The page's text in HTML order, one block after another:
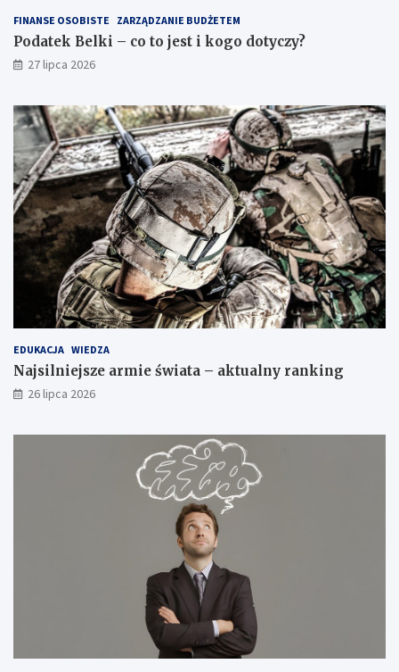
FINANSE OSOBISTE ZARZĄDZANIE BUDŻETEM
Podatek Belki – co to jest i kogo dotyczy?
27 lipca 2026
EDUKACJA WIEDZA
Najsilniejsze armie świata – aktualny ranking
26 lipca 2026